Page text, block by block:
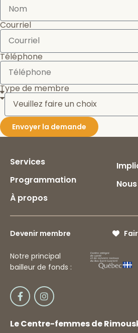
Courriel
Téléphone
Type de membre
Envoyer la demande
Le Centre-femmes de
Services
Programmation
À propos
Devenir membre
Notre principal
bailleur de fonds :